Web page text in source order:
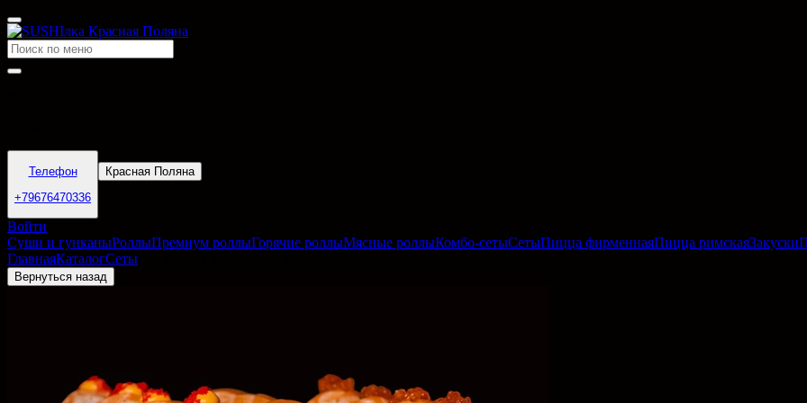
Телефон
+79676470336
Красная Поляна
Войти
Суши и гунканыРоллыПремиум роллыГорячие роллыМясные роллыКомбо-сетыСетыПицца фирменнаяПицца римскаяЗакуски
ГлавнаяКаталогСеты
Вернуться назад